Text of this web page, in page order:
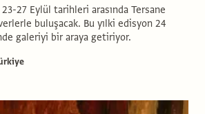
23-27 Eylül tarihleri arasında Tersane
buluşacak. Bu yılki edisyon 24
galeriyi bir araya getiriyor.